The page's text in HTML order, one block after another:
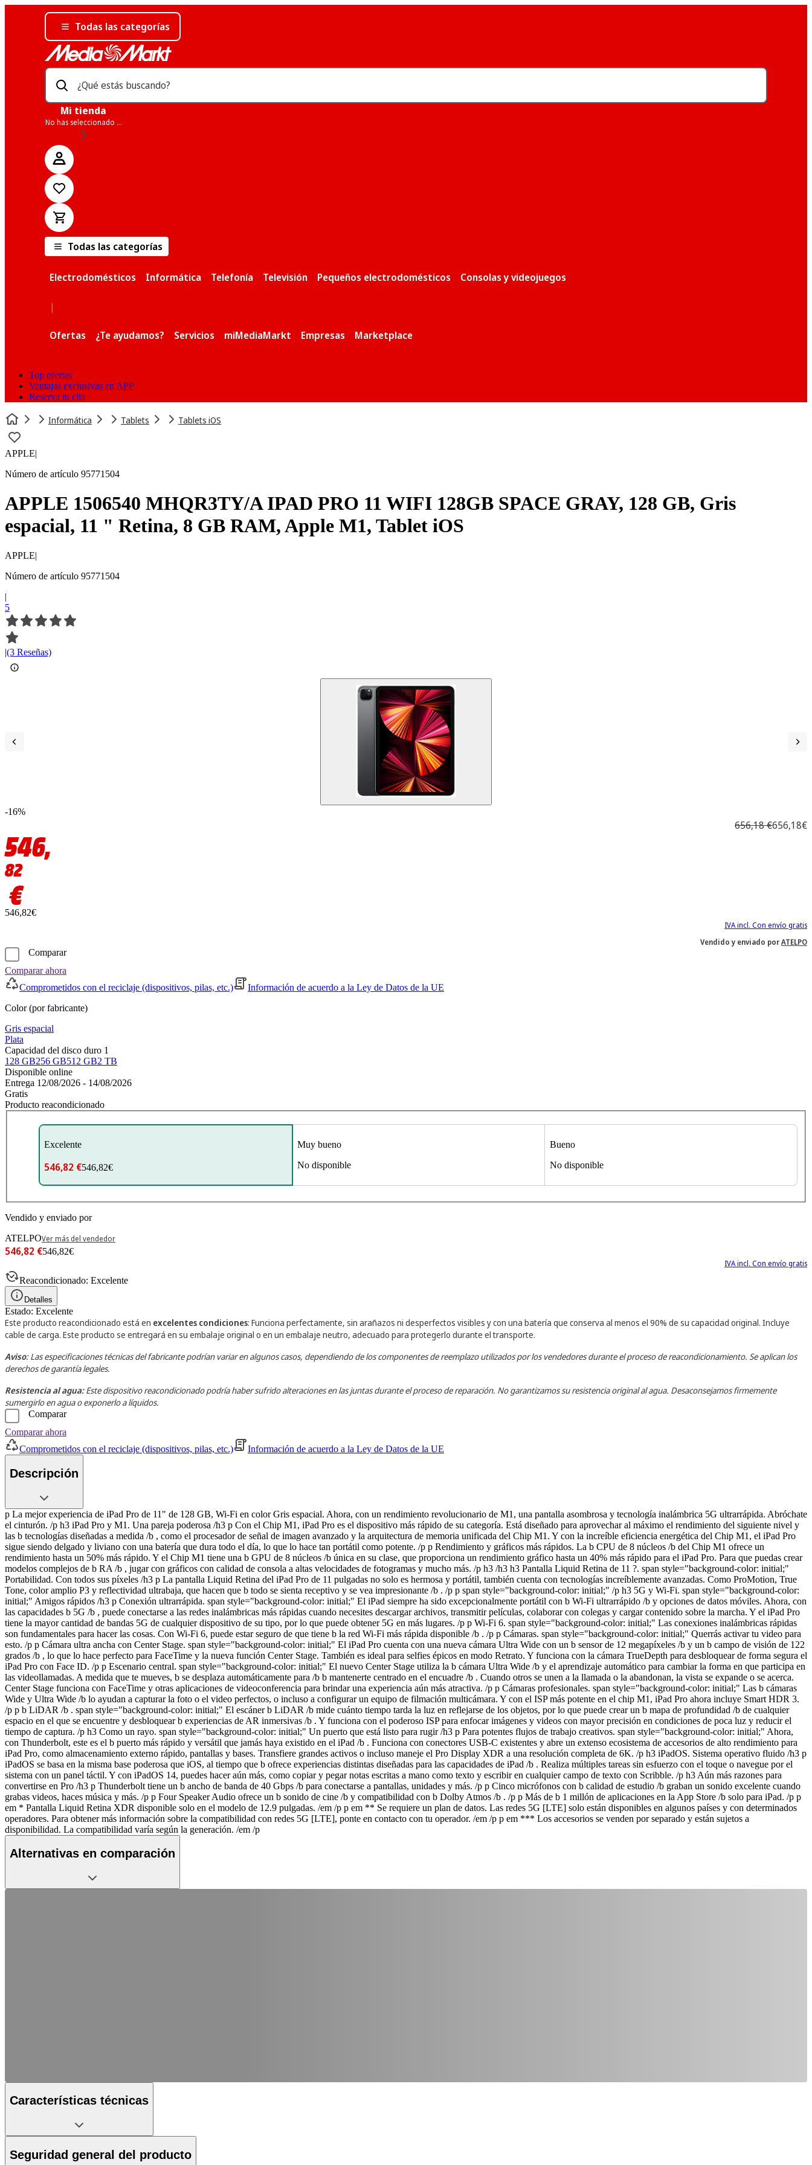
Todas las categorías
¿Qué estás buscando?
Mi tienda
No has seleccionado una tienda
Todas las categorías
Electrodomésticos Informática Telefonía Televisión Pequeños electrodomésticos Consolas y videojuegos
|
Ofertas ¿Te ayudamos? Servicios miMediaMarkt Empresas Marketplace
Top ofertas
Ventajas exclusivas en APP
Reserva tu cita
Informática Tablets Tablets iOS
APPLE|
Número de artículo 95771504
APPLE 1506540 MHQR3TY/A IPAD PRO 11 WIFI 128GB SPACE GRAY, 128 GB, Gris
espacial, 11 " Retina, 8 GB RAM, Apple M1, Tablet iOS
APPLE|
Número de artículo 95771504
|
5
|(3 Reseñas)
-16%
656,18 €656,18€
546,
82
€
546,82€
IVA incl. Con envío gratis
Vendido y enviado porATELPO
Comparar
Comparar ahora
Comprometidos con el reciclaje (dispositivos, pilas, etc.)
Información de acuerdo a la Ley de Datos de la UE
Color (por fabricante)
Gris espacial
Plata
Capacidad del disco duro 1
128 GB256 GB512 GB2 TB
Disponible online
Entrega 12/08/2026 - 14/08/2026
Gratis
Producto reacondicionado
Excelente
546,82 €546,82€
Muy bueno
No disponible
Bueno
No disponible
Vendido y enviado por
ATELPOVer más del vendedor
546,82 €546,82€
IVA incl. Con envío gratis
Reacondicionado: Excelente
Detalles
Estado: Excelente
Este producto reacondicionado está en excelentes condiciones: Funciona perfectamente, sin arañazos ni desperfectos visibles y con una batería que conserva al menos el 90% de su capacidad original. Incluye
cable de carga. Este producto se entregará en su embalaje original o en un embalaje neutro, adecuado para protegerlo durante el transporte.
Aviso: Las especificaciones técnicas del fabricante podrían variar en algunos casos, dependiendo de los componentes de reemplazo utilizados por los vendedores durante el proceso de reacondicionamiento. Se aplican los
derechos de garantía legales.
Resistencia al agua:Este dispositivo reacondicionado podría haber sufrido alteraciones en las juntas durante el proceso de reparación. No garantizamos su resistencia original al agua. Desaconsejamos firmemente
sumergirlo en agua o exponerlo a líquidos.
Comparar
Comparar ahora
Comprometidos con el reciclaje (dispositivos, pilas, etc.)
Información de acuerdo a la Ley de Datos de la UE
Descripción
p La mejor experiencia de iPad Pro de 11" de 128 GB, Wi-Fi en color Gris espacial. Ahora, con un rendimiento revolucionario de M1, una pantalla asombrosa y tecnología inalámbrica 5G ultrarrápida. Abróchate
el cinturón. /p h3 iPad Pro y M1. Una pareja poderosa /h3 p Con el Chip M1, iPad Pro es el dispositivo más rápido de su categoría. Está diseñado para aprovechar al máximo el rendimiento del siguiente nivel y
las b tecnologías diseñadas a medida /b , como el procesador de señal de imagen avanzado y la arquitectura de memoria unificada del Chip M1. Y con la increíble eficiencia energética del Chip M1, el iPad Pro
sigue siendo delgado y liviano con una batería que dura todo el día, lo que lo hace tan portátil como potente. /p p Rendimiento y gráficos más rápidos. La b CPU de 8 núcleos /b del Chip M1 ofrece un
rendimiento hasta un 50% más rápido. Y el Chip M1 tiene una b GPU de 8 núcleos /b única en su clase, que proporciona un rendimiento gráfico hasta un 40% más rápido para el iPad Pro. Para que puedas crear
modelos complejos de b RA /b , jugar con gráficos con calidad de consola a altas velocidades de fotogramas y mucho más. /p h3 /h3 h3 Pantalla Liquid Retina de 11 ?. span style="background-color: initial;"
Portabilidad. Con todos sus píxeles /h3 p La pantalla Liquid Retina del iPad Pro de 11 pulgadas no solo es hermosa y portátil, también cuenta con tecnologías increíblemente avanzadas. Como ProMotion, True
Tone, color amplio P3 y reflectividad ultrabaja, que hacen que b todo se sienta receptivo y se vea impresionante /b . /p p span style="background-color: initial;" /p h3 5G y Wi-Fi. span style="background-color:
initial;" Amigos rápidos /h3 p Conexión ultrarrápida. span style="background-color: initial;" El iPad siempre ha sido excepcionalmente portátil con b Wi-Fi ultrarrápido /b y opciones de datos móviles. Ahora, con
las capacidades b 5G /b , puede conectarse a las redes inalámbricas más rápidas cuando necesites descargar archivos, transmitir películas, colaborar con colegas y cargar contenido sobre la marcha. Y el iPad Pro
tiene la mayor cantidad de bandas 5G de cualquier dispositivo de su tipo, por lo que puede obtener 5G en más lugares. /p p Wi-Fi 6. span style="background-color: initial;" Las conexiones inalámbricas rápidas
son fundamentales para hacer las cosas. Con Wi-Fi 6, puede estar seguro de que tiene b la red Wi-Fi más rápida disponible /b . /p p Cámaras. span style="background-color: initial;" Querrás activar tu video para
esto. /p p Cámara ultra ancha con Center Stage. span style="background-color: initial;" El iPad Pro cuenta con una nueva cámara Ultra Wide con un b sensor de 12 megapíxeles /b y un b campo de visión de 122
grados /b , lo que lo hace perfecto para FaceTime y la nueva función Center Stage. También es ideal para selfies épicos en modo Retrato. Y funciona con la cámara TrueDepth para desbloquear de forma segura el
iPad Pro con Face ID. /p p Escenario central. span style="background-color: initial;" El nuevo Center Stage utiliza la b cámara Ultra Wide /b y el aprendizaje automático para cambiar la forma en que participa en
las videollamadas. A medida que te mueves, b se desplaza automáticamente para /b b mantenerte centrado en el encuadre /b . Cuando otros se unen a la llamada o la abandonan, la vista se expande o se acerca.
Center Stage funciona con FaceTime y otras aplicaciones de videoconferencia para brindar una experiencia aún más atractiva. /p p Cámaras profesionales. span style="background-color: initial;" Las b cámaras
Wide y Ultra Wide /b lo ayudan a capturar la foto o el video perfectos, o incluso a configurar un equipo de filmación multicámara. Y con el ISP más potente en el chip M1, iPad Pro ahora incluye Smart HDR 3.
/p p b LiDAR /b . span style="background-color: initial;" El escáner b LiDAR /b mide cuánto tiempo tarda la luz en reflejarse de los objetos, por lo que puede crear un b mapa de profundidad /b de cualquier
espacio en el que se encuentre y desbloquear b experiencias de AR inmersivas /b . Y funciona con el poderoso ISP para enfocar imágenes y videos con mayor precisión en condiciones de poca luz y reducir el
tiempo de captura. /p h3 Como un rayo. span style="background-color: initial;" Un puerto que está listo para rugir /h3 p Para potentes flujos de trabajo creativos. span style="background-color: initial;" Ahora,
con Thunderbolt, este es el b puerto más rápido y versátil que jamás haya existido en el iPad /b . Funciona con conectores USB-C existentes y abre un extenso ecosistema de accesorios de alto rendimiento para
iPad Pro, como almacenamiento externo rápido, pantallas y bases. Transfiere grandes activos o incluso maneje el Pro Display XDR a una resolución completa de 6K. /p h3 iPadOS. Sistema operativo fluido /h3 p
iPadOS se basa en la misma base poderosa que iOS, al tiempo que b ofrece experiencias distintas diseñadas para las capacidades de iPad /b . Realiza múltiples tareas sin esfuerzo con el toque o navegue por el
sistema con un panel táctil. Y con iPadOS 14, puedes hacer aún más, como copiar y pegar notas escritas a mano como texto y escribir en cualquier campo de texto con Scribble. /p h3 Aún más razones para
convertirse en Pro /h3 p Thunderbolt tiene un b ancho de banda de 40 Gbps /b para conectarse a pantallas, unidades y más. /p p Cinco micrófonos con b calidad de estudio /b graban un sonido excelente cuando
grabas videos, haces música y más. /p p Four Speaker Audio ofrece un b sonido de cine /b y compatibilidad con b Dolby Atmos /b . /p p Más de b 1 millón de aplicaciones en la App Store /b solo para iPad. /p p
em * Pantalla Liquid Retina XDR disponible solo en el modelo de 12.9 pulgadas. /em /p p em ** Se requiere un plan de datos. Las redes 5G [LTE] solo están disponibles en algunos países y con determinados
operadores. Para obtener más información sobre la compatibilidad con redes 5G [LTE], ponte en contacto con tu operador. /em /p p em *** Los accesorios se venden por separado y están sujetos a
disponibilidad. La compatibilidad varía según la generación. /em /p
Alternativas en comparación
Características técnicas
Seguridad general del producto